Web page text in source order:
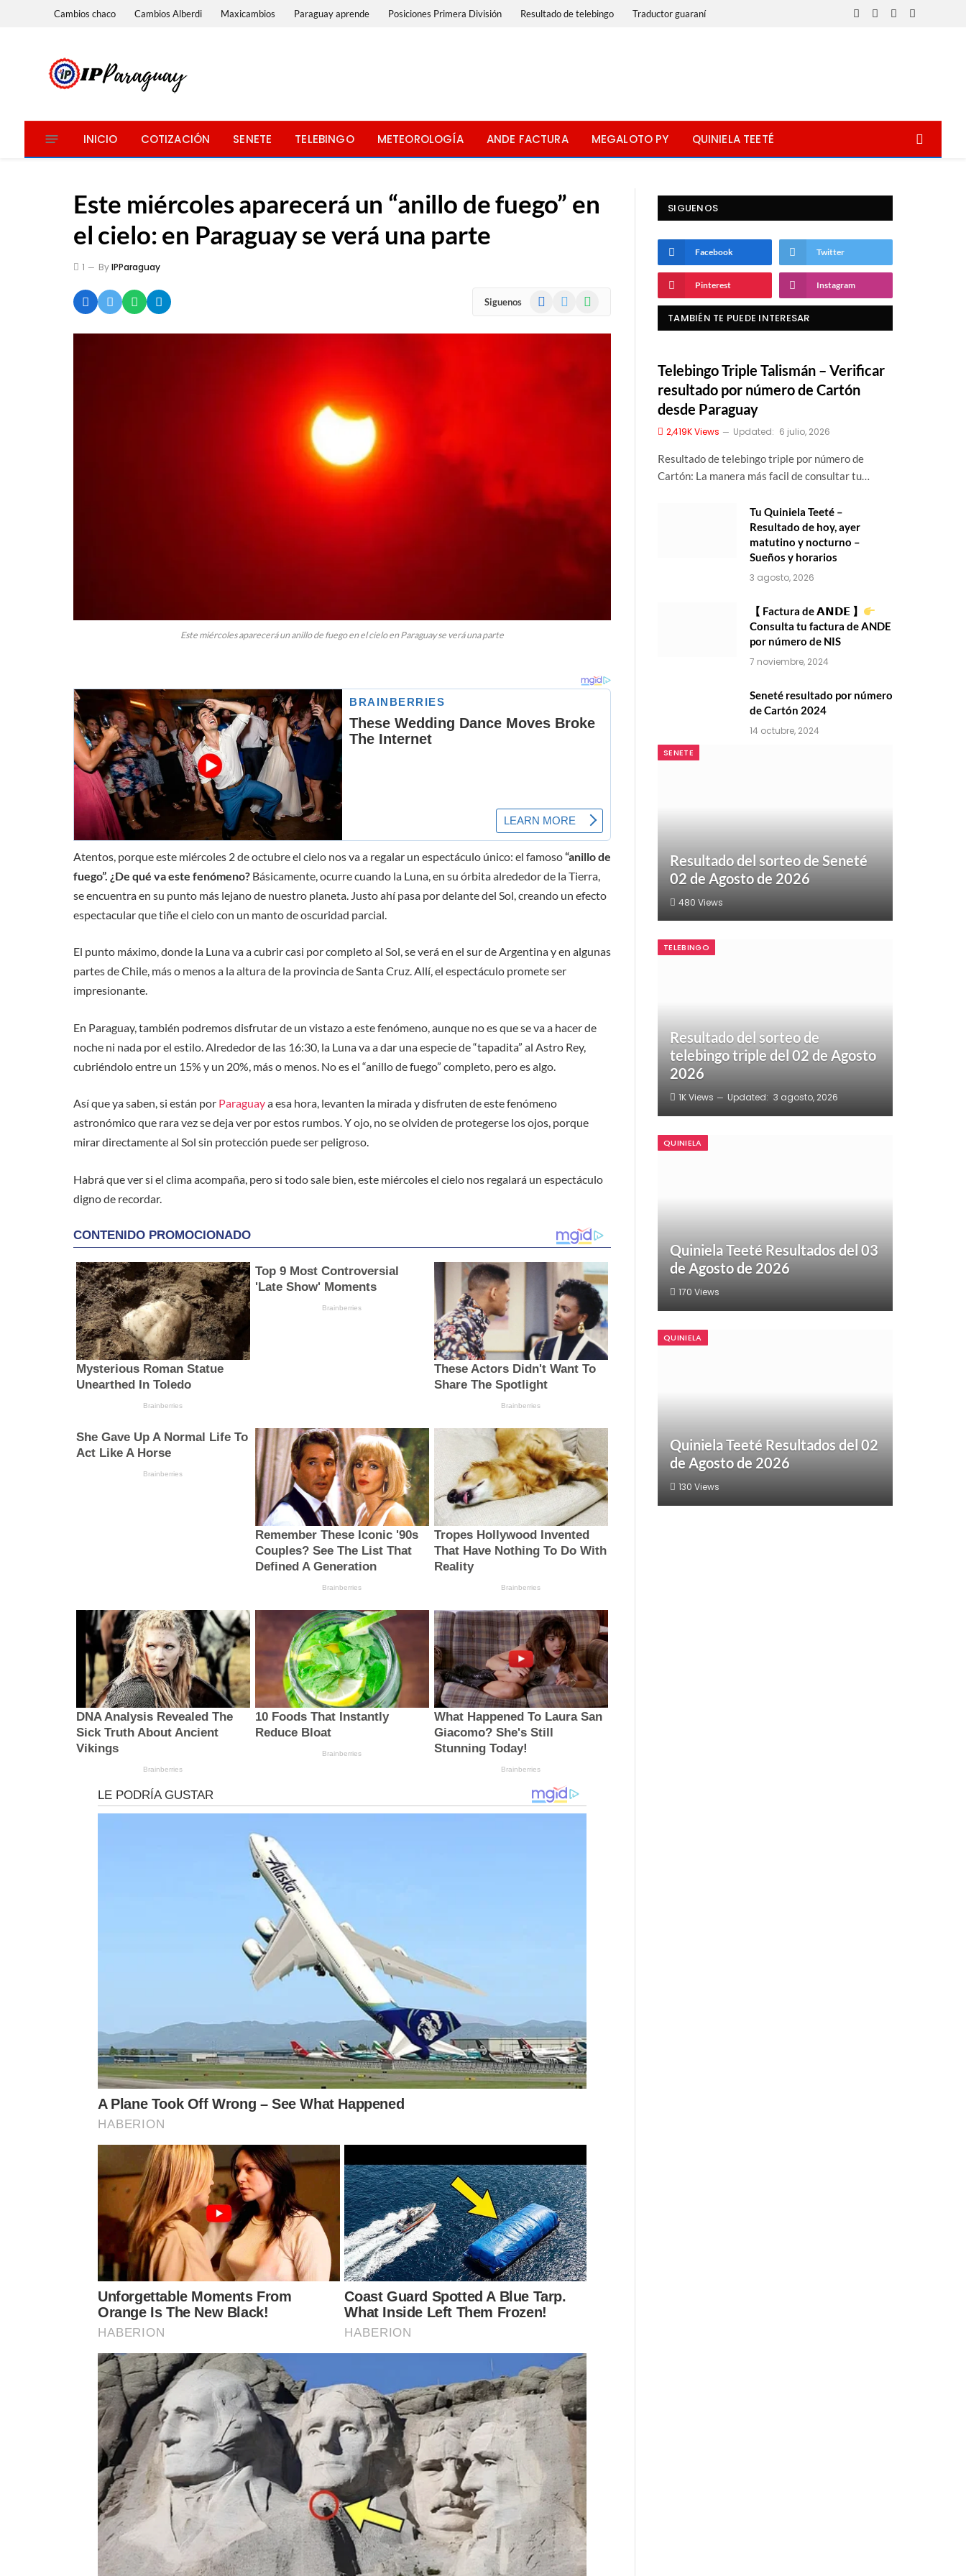
Cambios chaco Cambios Alberdi Maxicambios Paraguay aprende Posiciones Primera División Resultado de telebingo Traductor guaraní
Facebook
X
InstagramWhatsApp
INICIO COTIZACIÓN SENETE TELEBINGO METEOROLOGÍA ANDE FACTURA MEGALOTO PY QUINIELA TEETÉ
Este miércoles aparecerá un “anillo de fuego” en
el cielo: en Paraguay se verá una parte
1 ByIPParaguay
Siguenos Facebook WhatsApp
Este miércoles aparecerá un anillo de fuego en el cielo en Paraguay se verá una parte
Atentos, porque este miércoles 2 de octubre el cielo nos va a regalar un espectáculo único: el famoso“anillo de
fuego”. ¿De qué va este fenómeno? Básicamente, ocurre cuando la Luna, en su órbita alrededor de la Tierra,
se encuentra en su punto más lejano de nuestro planeta. Justo ahí pasa por delante del Sol, creando un efecto
espectacular que tiñe el cielo con un manto de oscuridad parcial.
El punto máximo, donde la Luna va a cubrir casi por completo al Sol, se verá en el sur de Argentina y en algunas
partes de Chile, más o menos a la altura de la provincia de Santa Cruz. Allí, el espectáculo promete ser
impresionante.
En Paraguay, también podremos disfrutar de un vistazo a este fenómeno, aunque no es que se va a hacer de
noche ni nada por el estilo. Alrededor de las 16:30, la Luna va a dar una especie de “tapadita” al Astro Rey,
cubriéndolo entre un 15% y un 20%, más o menos. No es el “anillo de fuego” completo, pero es algo.
Así que ya saben, si están por Paraguaya esa hora, levanten la mirada y disfruten de este fenómeno
astronómico que rara vez se deja ver por estos rumbos. Y ojo, no se olviden de protegerse los ojos, porque
mirar directamente al Sol sin protección puede ser peligroso.
Habrá que ver si el clima acompaña, pero si todo sale bien, este miércoles el cielo nos regalará un espectáculo
digno de recordar.
SIGUENOS
Facebook Twitter
Pinterest Instagram
TAMBIÉN TE PUEDE INTERESAR
Telebingo Triple Talismán – Verificar
resultado por número de Cartón
desde Paraguay
2,419KViews Updated: 6 julio, 2026
Resultado de telebingo triple por número de
Cartón: La manera más facil de consultar tu…
Tu Quiniela Teeté –
Resultado de hoy, ayer
matutino y nocturno –
Sueños y horarios
3 agosto, 2026
【 Factura de 𝗔𝗡𝗗𝗘 】
Consulta tu factura de ANDE
por número de NIS
7 noviembre, 2024
Seneté resultado por número
de Cartón 2024
14 octubre, 2024
SENETE
Resultado del sorteo de Seneté
02 de Agosto de 2026
480 Views
TELEBINGO
Resultado del sorteo de
telebingo triple del 02 de Agosto
2026
1KViews Updated: 3 agosto, 2026
QUINIELA
Quiniela Teeté Resultados del 03
de Agosto de 2026
170 Views
QUINIELA
Quiniela Teeté Resultados del 02
de Agosto de 2026
130 Views